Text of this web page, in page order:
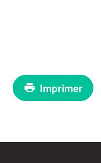
Imprimer